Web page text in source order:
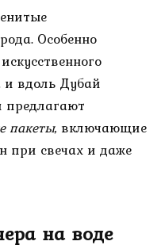
Особенно
вдоль Дубай
пакеты, включающие
при свечах и даже
на воде